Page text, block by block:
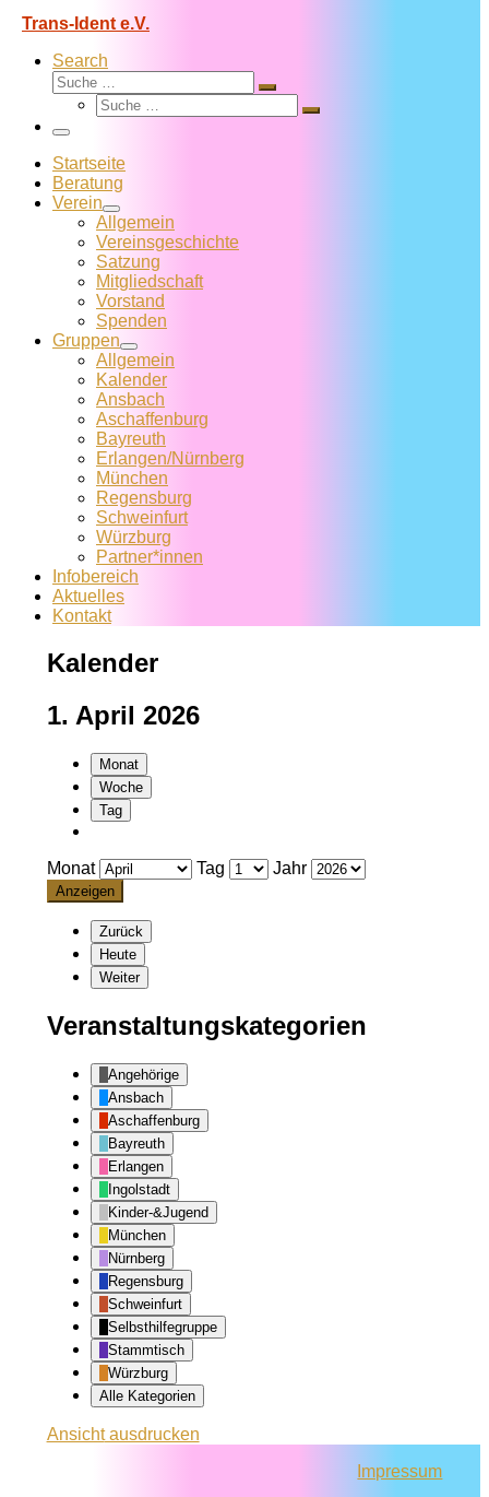
Trans-Ident e.V.
Search
Suche
Suche
Suche
Suche
Menü
Startseite
Beratung
Verein
Allgemein
Vereins­geschichte
Satzung
Mitglied­schaft
Vorstand
Spenden
Gruppen
Allgemein
Kalender
Ansbach
Aschaffenburg
Bayreuth
Erlangen/Nürnberg
München
Regensburg
Schweinfurt
Würzburg
Partner*innen
Infobereich
Aktuelles
Kontakt
Kalender
1. April 2026
Monat
Woche
Tag
Monat Tag Jahr
Zurück
Heute
Weiter
Veranstaltungskategorien
Angehörige
Ansbach
Aschaffenburg
Bayreuth
Erlangen
Ingolstadt
Kinder-&Jugend
München
Nürnberg
Regensburg
Schweinfurt
Selbsthilfegruppe
Stammtisch
Würzburg
Alle Kategorien
Ansichtausdrucken
Impressum